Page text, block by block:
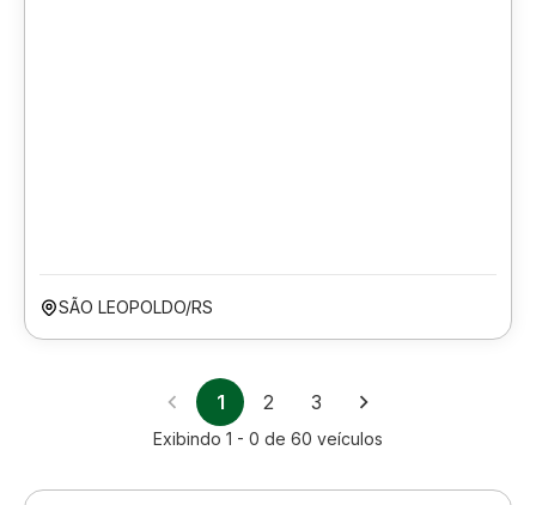
SÃO LEOPOLDO/RS
1 2 3
Exibindo 1 - 0 de 60 veículos